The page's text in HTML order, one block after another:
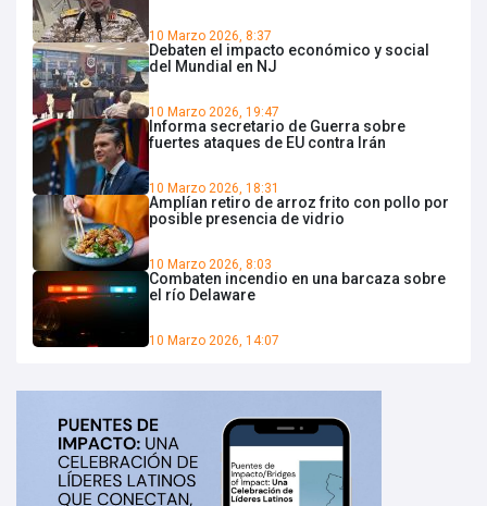
10 Marzo 2026, 8:37
Debaten el impacto económico y social
del Mundial en NJ
10 Marzo 2026, 19:47
Informa secretario de Guerra sobre
fuertes ataques de EU contra Irán
10 Marzo 2026, 18:31
Amplían retiro de arroz frito con pollo por
posible presencia de vidrio
10 Marzo 2026, 8:03
Combaten incendio en una barcaza sobre
el río Delaware
10 Marzo 2026, 14:07